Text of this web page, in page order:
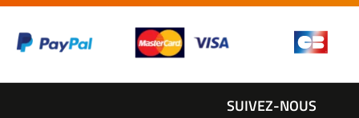
SUIVEZ-NOUS